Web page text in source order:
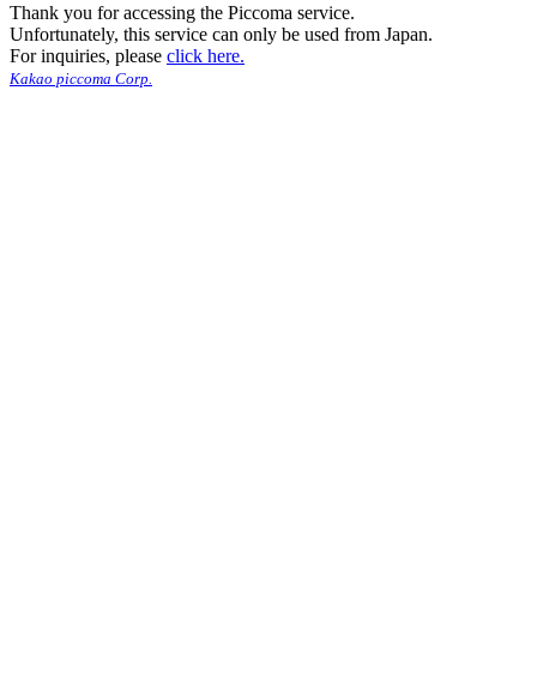
Thank you for accessing the Piccoma service.
Unfortunately, this service can only be used from Japan.
For inquiries, please click here.
Kakao piccoma Corp.